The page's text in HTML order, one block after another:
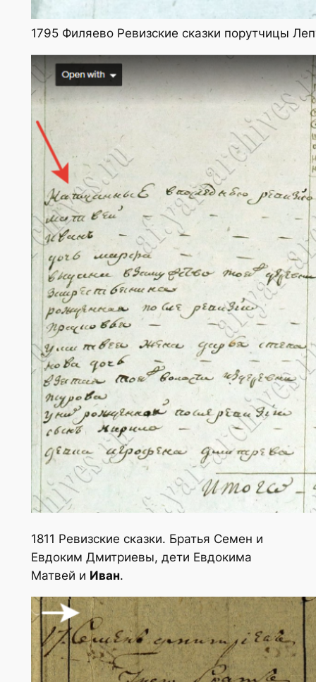
1795 Филяево Ревизские сказки порутчицы
1811 Ревизские сказки. Братья Семен и
Евдоким Дмитриевы, дети Евдокима
Матвей и Иван.